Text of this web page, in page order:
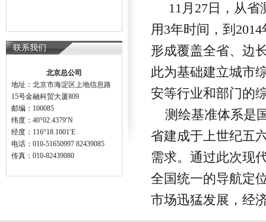
联系我们
北京总公司
地址：北京市海淀区上地信息路
15号金融科贸大厦809
邮编：100085
纬度：40°02.4379′N
经度：116°18.1001′E
电话：010-51650997 82439085
传真：010-82439080
11月27日，从
用3年时间，到
形成覆盖全省、边
此为基础建立城市
安等行业和部门的
测绘基准体系是
省建成于上世纪五
需求。通过此次现
全国统一的导航定
市场迅猛发展，经